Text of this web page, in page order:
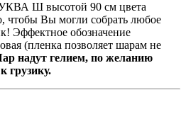
Ш высотой 90 см цвета
чтобы Вы могли собрать любое
Эффектное обозначение
(пленка позволяет шарам не
надут гелием, по желанию
грузику.